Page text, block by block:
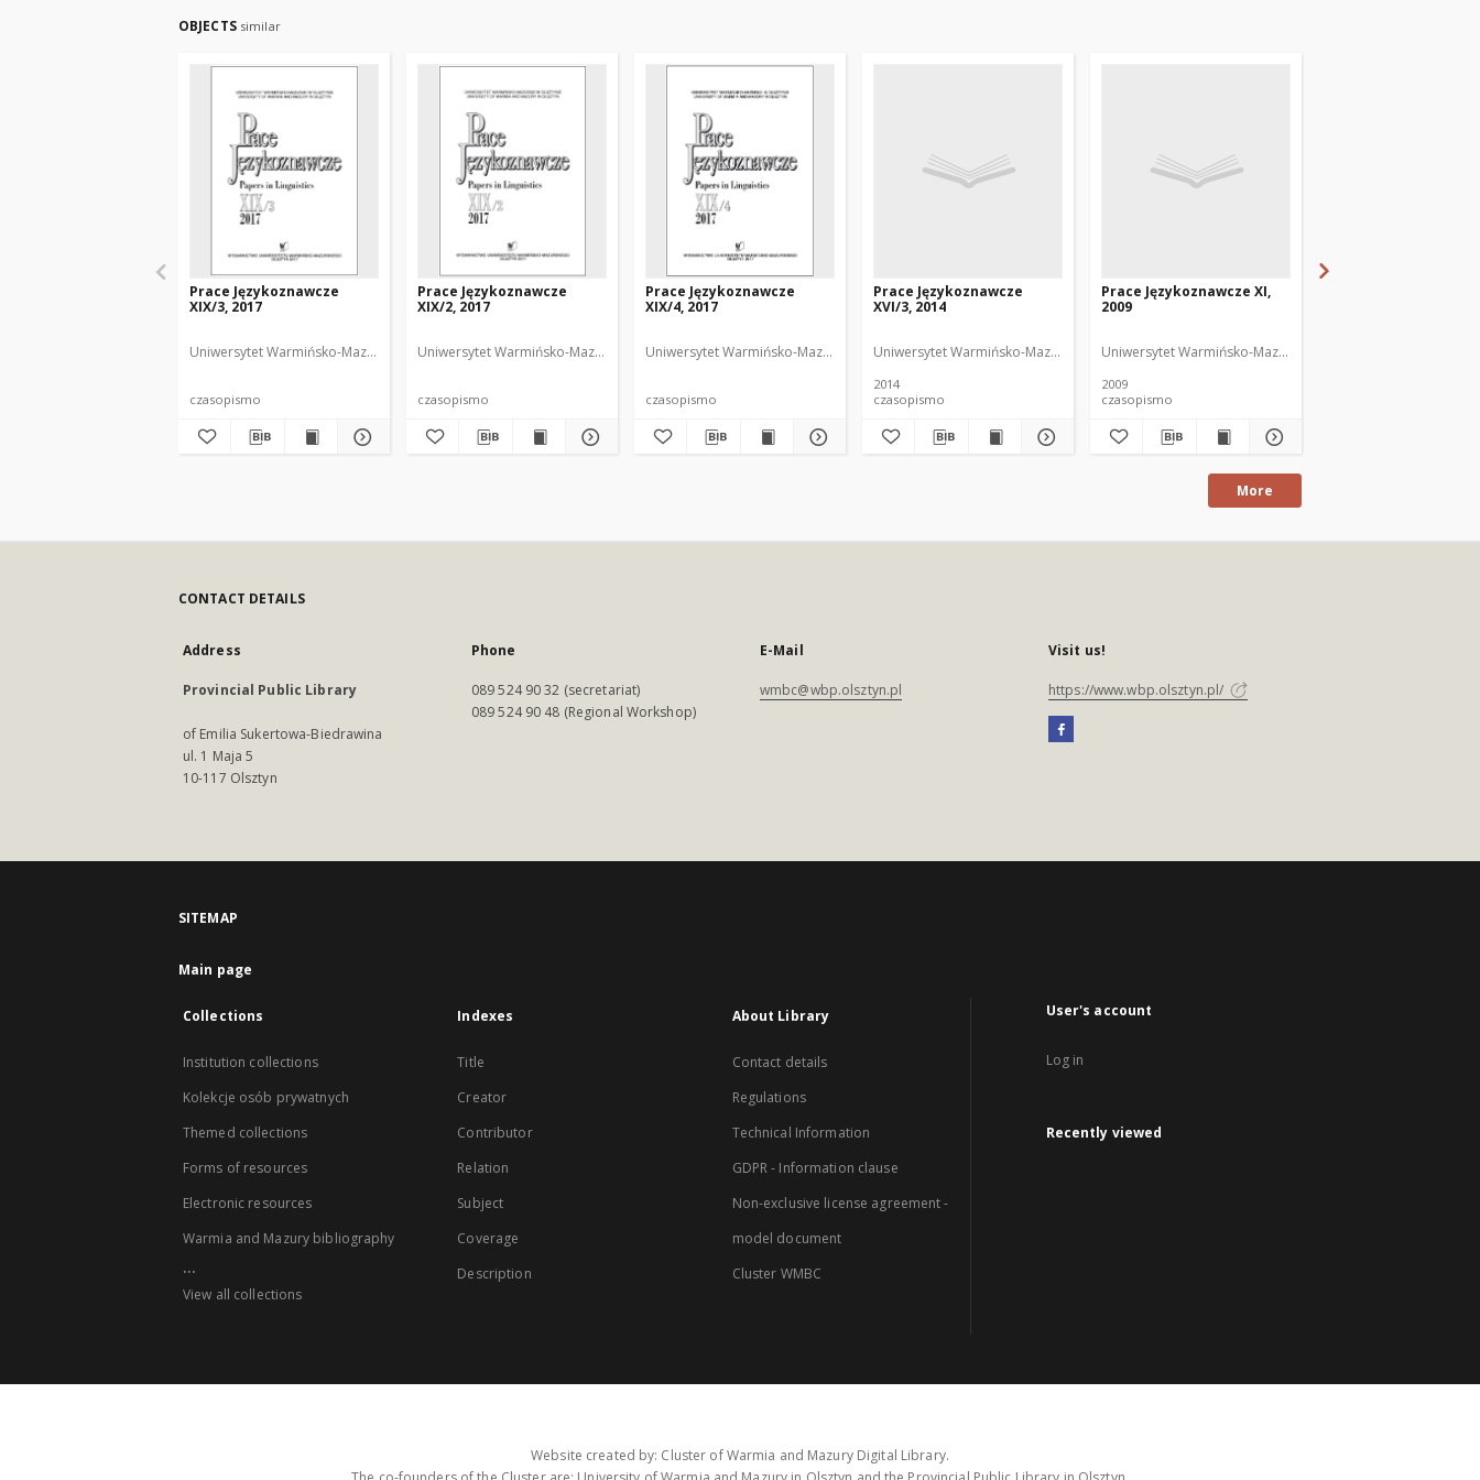
OBJECTS similar
Prace Językoznawcze
XIX/3, 2017
Uniwersytet Warmińsko-Mazurski Biolik, Maria. Redaktor
czasopismo
Prace Językoznawcze
XIX/2, 2017
Uniwersytet Warmińsko-Mazurski Biolik, Maria. Redaktor
czasopismo
Prace Językoznawcze
XIX/4, 2017
Uniwersytet Warmińsko-Mazurski Biolik, Maria. Redaktor
czasopismo
Prace Językoznawcze
XVI/3, 2014
Uniwersytet Warmińsko-Mazurski
2014
czasopismo
Prace Językoznawcze XI,
2009
Uniwersytet Warmińsko-Mazurski
2009
czasopismo
More
CONTACT DETAILS
Address
Provincial Public Library
of Emilia Sukertowa-Biedrawina
ul. 1 Maja 5
10-117 Olsztyn
Phone
089 524 90 32 (secretariat)
089 524 90 48 (Regional Workshop)
E-Mail
wmbc@wbp.olsztyn.pl
Visit us!
https://www.wbp.olsztyn.pl/
SITEMAP
Main page
Collections
Institution collections
Kolekcje osób prywatnych
Themed collections
Forms of resources
Electronic resources
Warmia and Mazury bibliography
...
View all collections
Indexes
Title
Creator
Contributor
Relation
Subject
Coverage
Description
About Library
Contact details
Regulations
Technical Information
GDPR - Information clause
Non-exclusive license agreement -
model document
Cluster WMBC
User's account
Log in
Recently viewed
Website created by: Cluster of Warmia and Mazury Digital Library.